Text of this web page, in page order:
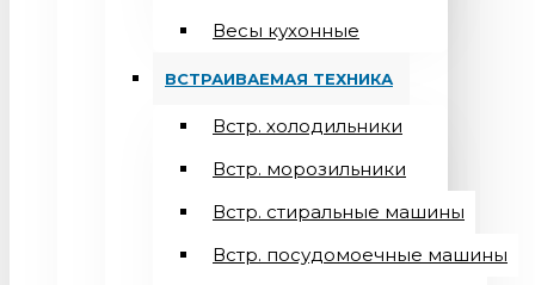
Весы кухонные
ВСТРАИВАЕМАЯ ТЕХНИКА
Встр. холодильники
Встр. морозильники
Встр. стиральные машины
Встр. посудомоечные машины